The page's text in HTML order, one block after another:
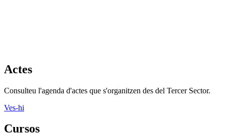
Actes
Consulteu l'agenda d'actes que s'organitzen des del Tercer Sector.
Ves-hi
Cursos